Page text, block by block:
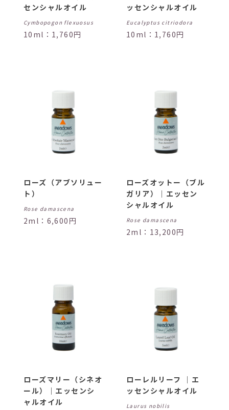
センシャルオイル
Cymbopogon flexuosus
10ml：1,760円
ッセンシャルオイル
Eucalyptus citriodora
10ml：1,760円
ローズ（アブソリュー
ト）
Rose damascena
2ml：6,600円
ローズオットー（ブル
ガリア）｜エッセン
シャルオイル
Rose damascena
2ml：13,200円
ローズマリー（シネオ
ール）｜エッセンシ
ャルオイル
ローレルリーフ ｜エ
ッセンシャルオイル
Laurus nobilis